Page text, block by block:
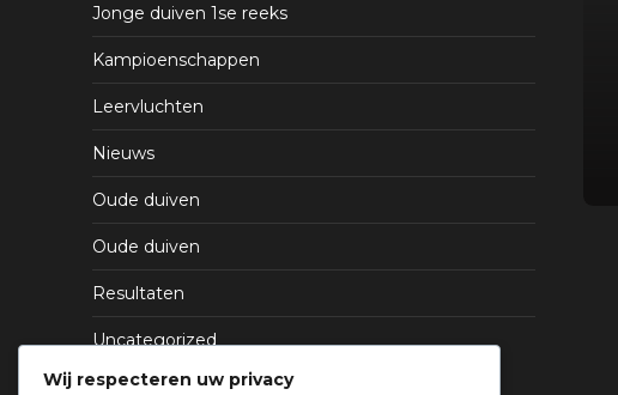
Jonge duiven 1se reeks
Kampioenschappen
Leervluchten
Nieuws
Oude duiven
Oude duiven
Resultaten
Uncategorized
Wij respecteren uw privacy